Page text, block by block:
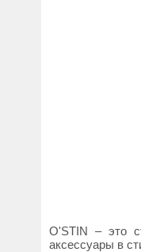
O'STIN – это
аксессуары в